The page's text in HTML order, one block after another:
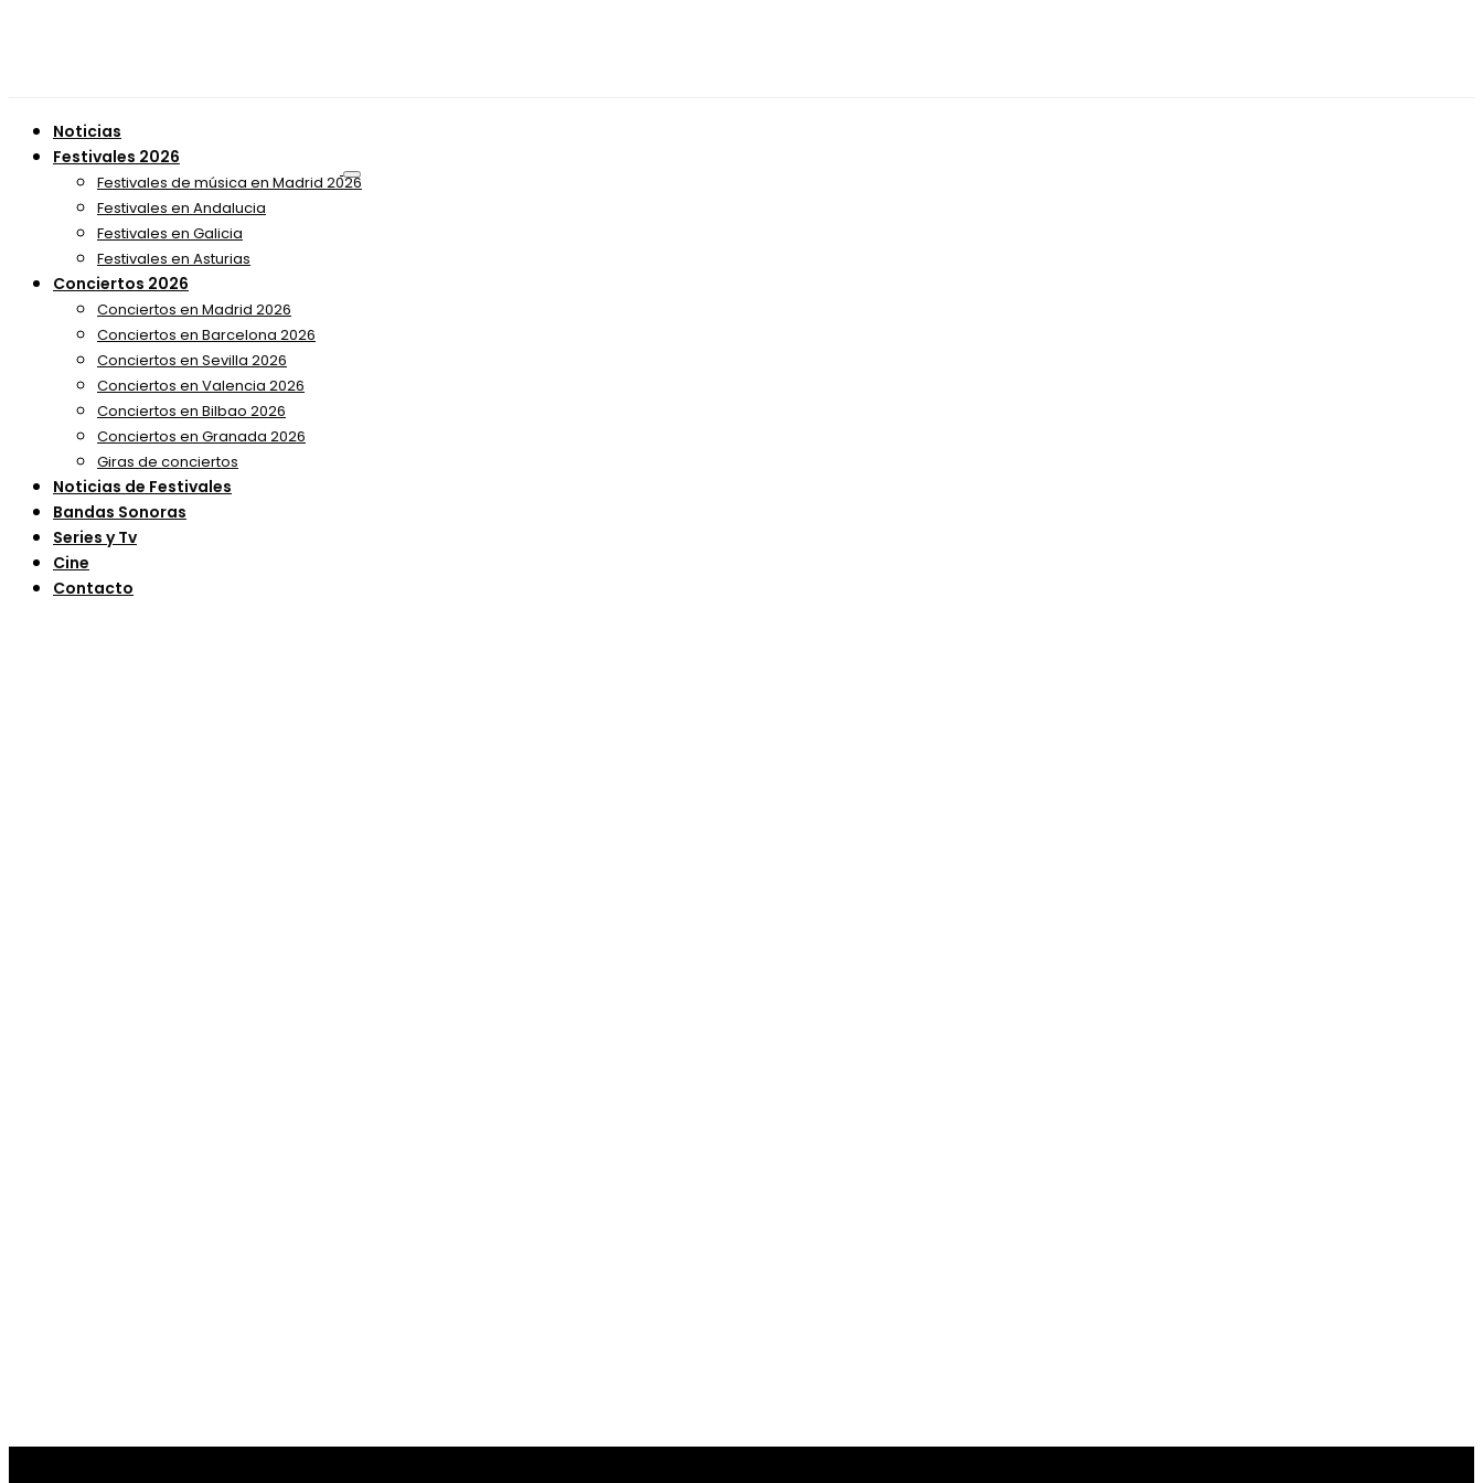
Noticias
Festivales 2026
Festivales de música en Madrid 2026
Festivales en Andalucia
Festivales en Galicia
Festivales en Asturias
Conciertos 2026
Conciertos en Madrid 2026
Conciertos en Barcelona 2026
Conciertos en Sevilla 2026
Conciertos en Valencia 2026
Conciertos en Bilbao 2026
Conciertos en Granada 2026
Giras de conciertos
Noticias de Festivales
Bandas Sonoras
Series y Tv
Cine
Contacto